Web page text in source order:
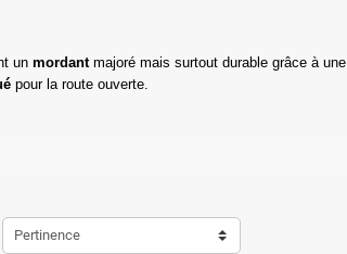
un mordant majoré mais surtout durable grâce à une
pour la route ouverte.
Pertinence